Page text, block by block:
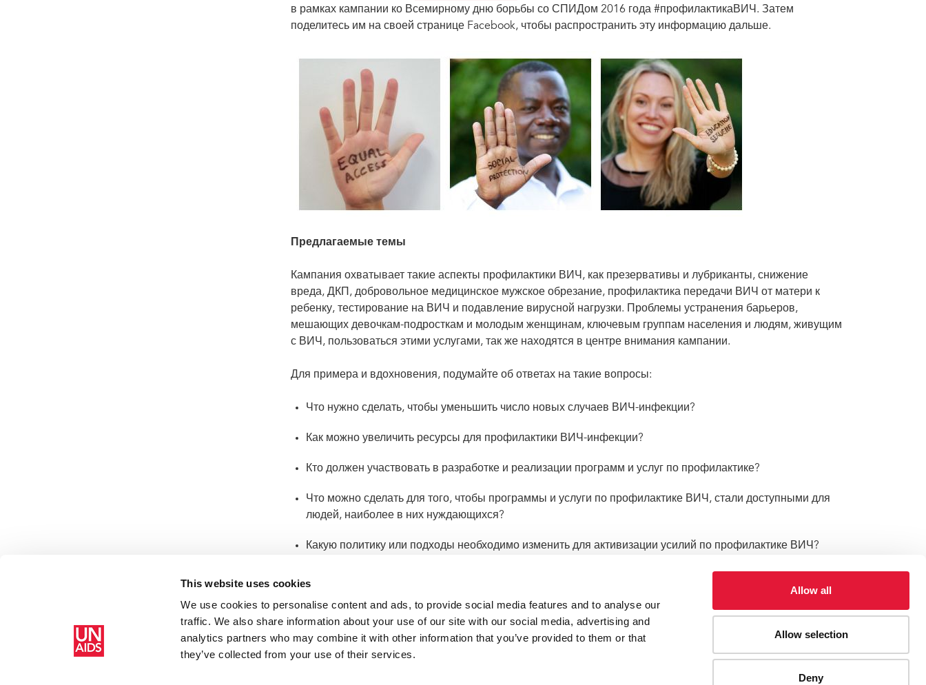
This website uses cookies
We use cookies to personalise content and ads, to provide social media features and to analyse our
traffic. We also share information about your use of our site with our social media, advertising and
analytics partners who may combine it with other information that you’ve provided to them or that
they’ve collected from your use of their services.
Allow all
Allow selection
Deny
в рамках кампании ко Всемирному дню борьбы со СПИДом 2016 года #профилактикаВИЧ. Затем
поделитесь им на своей странице Facebook, чтобы распространить эту информацию дальше.
Предлагаемые темы
Кампания охватывает такие аспекты профилактики ВИЧ, как презервативы и лубриканты, снижение
вреда, ДКП, добровольное медицинское мужское обрезание, профилактика передачи ВИЧ от матери к
ребенку, тестирование на ВИЧ и подавление вирусной нагрузки. Проблемы устранения барьеров,
мешающих девочкам-подросткам и молодым женщинам, ключевым группам населения и людям, живущим
с ВИЧ, пользоваться этими услугами, так же находятся в центре внимания кампании.
Для примера и вдохновения, подумайте об ответах на такие вопросы:
Что нужно сделать, чтобы уменьшить число новых случаев ВИЧ-инфекции?
Как можно увеличить ресурсы для профилактики ВИЧ-инфекции?
Кто должен участвовать в разработке и реализации программ и услуг по профилактике?
Что можно сделать для того, чтобы программы и услуги по профилактике ВИЧ, стали доступными для
людей, наиболее в них нуждающихся?
Какую политику или подходы необходимо изменить для активизации усилий по профилактике ВИЧ?
В качестве дополнительного источника информации, используйте
Ресурсы Принять участие